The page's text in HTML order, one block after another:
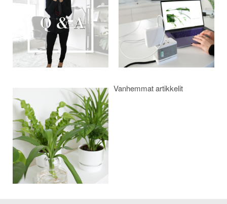
Vanhemmat artikkelit